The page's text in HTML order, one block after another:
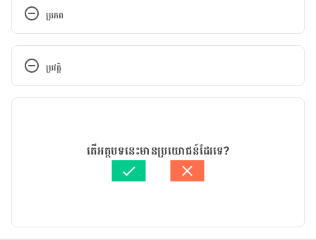
ប្រភព
Karyotype Test.
http://www.webmd.com/baby/karyotype-test?
print=true. Accessed July 4, 2016.
e/003935.htm. Accessed July 4, 2016.
Chromosome Analysis (Karyotyping).
4, 2016.
ប្រវត្តិ
អត្ថបទ​ដោយ ចាន់ សុខឡាង
វេជ្ជ. ចាន់ ស៊ីណេត
បច្ចុប្បន្នភាពដោយ៖ ទូច សុខា
តើអត្ថបទនេះមានប្រយោជន៍ដែរទេ?